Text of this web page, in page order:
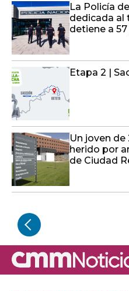
La Policía
dedicada al
detiene a
Etapa 2 |
Un joven de
herido por
de Ciudad